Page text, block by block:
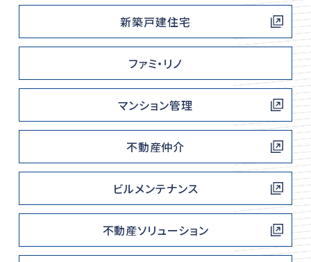
新築戸建住宅
ファミ・リノ
マンション管理
不動産仲介
ビルメンテナンス
不動産ソリューション